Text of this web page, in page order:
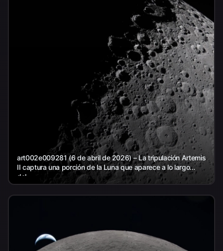
art002e009281 (6 de abril de 2026) – La tripulación Artemis
II captura una porción de la Luna que aparece a lo largo
del...